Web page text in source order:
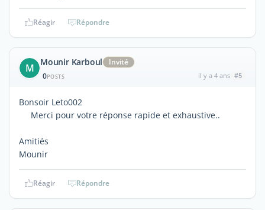
Réagir Répondre
M Mounir Karboul
Invité
0POSTS il y a 4 ans #5
Bonsoir Leto002
Merci pour votre réponse rapide et exhaustive..
Amitiés
Mounir
Réagir Répondre